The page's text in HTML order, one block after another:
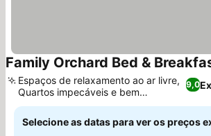
Family Orchard Bed &
9,0
Espaços de relaxamento ao ar livre,
Quartos impecáveis e bem
equipados
Selecione as datas para ver os preços